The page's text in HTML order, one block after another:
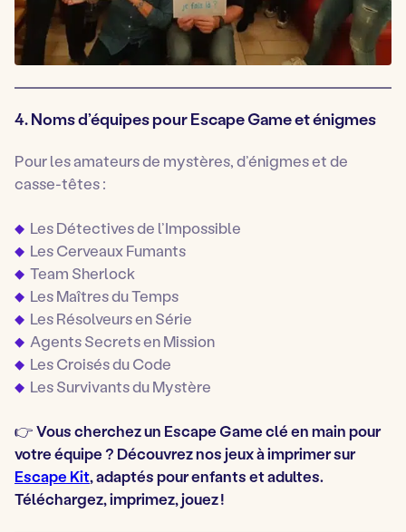
4. Noms d’équipes pour Escape Game et énigmes
Pour les amateurs de mystères, d’énigmes et de
casse-têtes :
Les Détectives de l’Impossible
Les Cerveaux Fumants
Team Sherlock
Les Maîtres du Temps
Les Résolveurs en Série
Agents Secrets en Mission
Les Croisés du Code
Les Survivants du Mystère
👉 Vous cherchez un Escape Game clé en main pour
votre équipe ? Découvrez nos jeux à imprimer sur
Escape Kit, adaptés pour enfants et adultes.
Téléchargez, imprimez, jouez !